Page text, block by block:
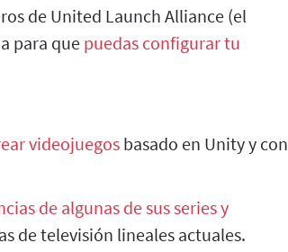
de United Launch Alliance (el
para quepuedas configurar tu
videojuegosbasado en Unity y con
de algunas de sus series y
de televisión lineales actuales.